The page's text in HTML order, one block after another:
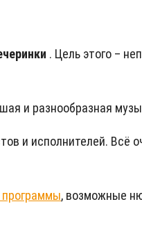
. Цель этого –
и разнообразная
и исполнителей.
программы, возможные